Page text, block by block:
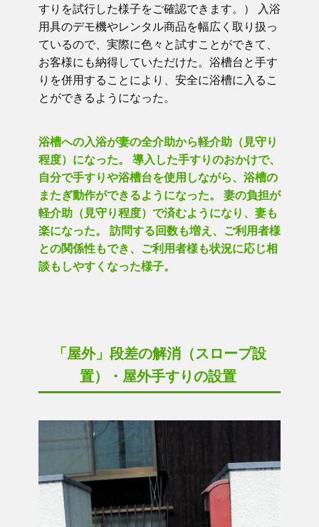
すりを試行した様子をご確認できます。） 入浴
用具のデモ機やレンタル商品を幅広く取り扱っ
ているので、実際に色々と試すことができて、
お客様にも納得していただけた。浴槽台と手す
りを併用することにより、安全に浴槽に入るこ
とができるようになった。
浴槽への入浴が妻の全介助から軽介助（見守り
程度）になった。 導入した手すりのおかけで、
自分で手すりや浴槽台を使用しながら、浴槽の
またぎ動作ができるようになった。 妻の負担が
軽介助（見守り程度）で済むようになり、妻も
楽になった。 訪問する回数も増え、ご利用者様
との関係性もでき、ご利用者様も状況に応じ相
談もしやすくなった様子。
「屋外」段差の解消（スロープ設
置）・屋外手すりの設置